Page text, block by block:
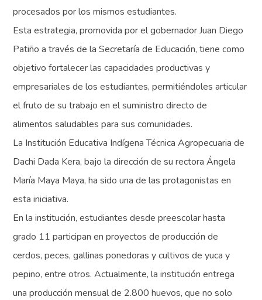
procesados por los mismos estudiantes.
Esta estrategia, promovida por el gobernador Juan Diego
Patiño a través de la Secretaría de Educación, tiene como
objetivo fortalecer las capacidades productivas y
empresariales de los estudiantes, permitiéndoles articular
el fruto de su trabajo en el suministro directo de
alimentos saludables para sus comunidades.
La Institución Educativa Indígena Técnica Agropecuaria de
Dachi Dada Kera, bajo la dirección de su rectora Ángela
María Maya Maya, ha sido una de las protagonistas en
esta iniciativa.
En la institución, estudiantes desde preescolar hasta
grado 11 participan en proyectos de producción de
cerdos, peces, gallinas ponedoras y cultivos de yuca y
pepino, entre otros. Actualmente, la institución entrega
una producción mensual de 2.800 huevos, que no solo